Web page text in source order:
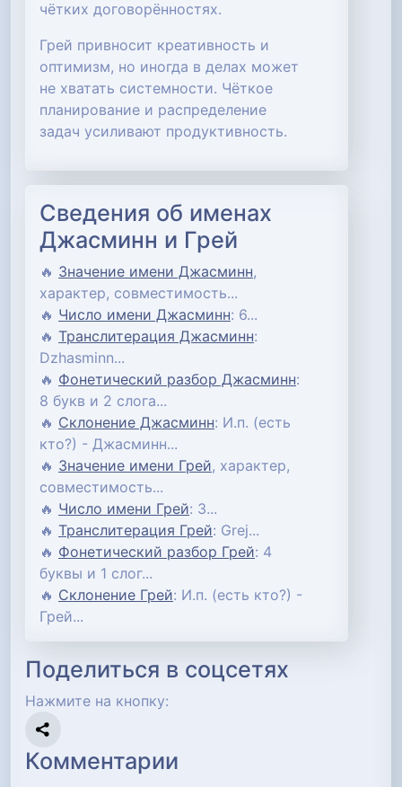
чётких договорённостях.
Грей привносит креативность и
оптимизм, но иногда в делах может
не хватать системности. Чёткое
планирование и распределение
задач усиливают продуктивность.
Сведения об именах
Джасминн и Грей
🔥 Значение имени Джасминн,
характер, совместимость...
🔥 Число имени Джасминн: 6...
🔥 Транслитерация Джасминн:
Dzhasminn...
🔥 Фонетический разбор Джасминн:
8 букв и 2 слога...
🔥 Склонение Джасминн: И.п. (есть
кто?) - Джасминн...
🔥 Значение имени Грей, характер,
совместимость...
🔥 Число имени Грей: 3...
🔥 Транслитерация Грей: Grej...
🔥 Фонетический разбор Грей: 4
буквы и 1 слог...
🔥 Склонение Грей: И.п. (есть кто?) -
Грей...
Поделиться в соцсетях
Нажмите на кнопку:
Комментарии